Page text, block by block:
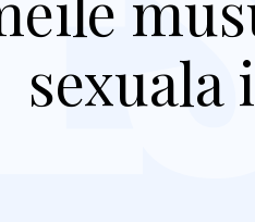
sexuala